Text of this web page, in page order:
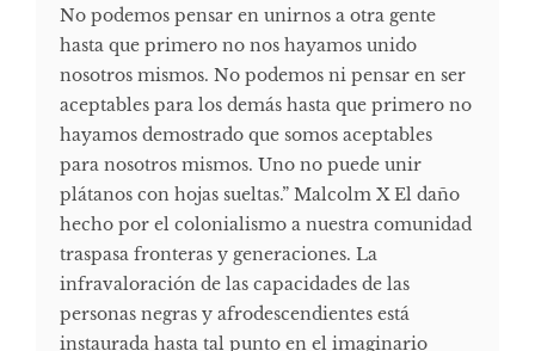
No podemos pensar en unirnos a otra gente
hasta que primero no nos hayamos unido
nosotros mismos. No podemos ni pensar en ser
aceptables para los demás hasta que primero no
hayamos demostrado que somos aceptables
para nosotros mismos. Uno no puede unir
plátanos con hojas sueltas.” Malcolm X El daño
hecho por el colonialismo a nuestra comunidad
traspasa fronteras y generaciones. La
infravaloración de las capacidades de las
personas negras y afrodescendientes está
instaurada hasta tal punto en el imaginario